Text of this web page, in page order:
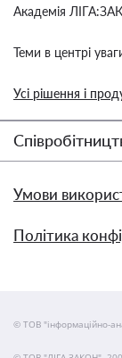
Академія
Теми в центрі
Усі рішення і
Умови
Політика
© ТОВ "інформаційно-